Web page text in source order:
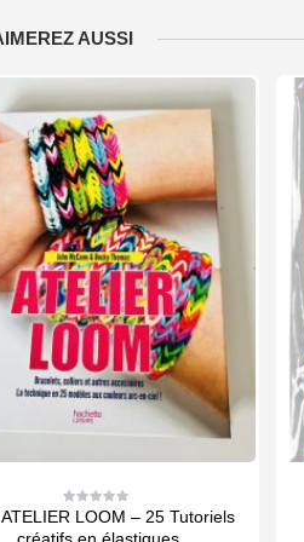
AUSSI
0
LOOM – 25 Tutoriels